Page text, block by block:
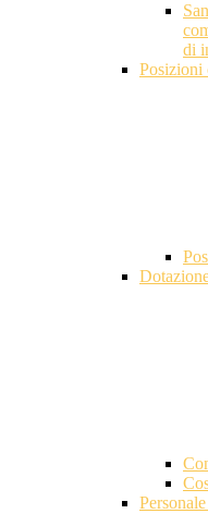
di
Posizioni